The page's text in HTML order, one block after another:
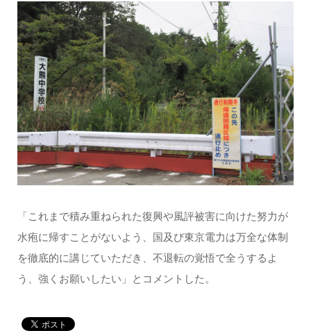
「これまで積み重ねられた復興や風評被害に向けた努力が
水疱に帰すことがないよう、国及び東京電力は万全な体制
を徹底的に講じていただき、不退転の覚悟で全うするよ
う、強くお願いしたい」とコメントした。